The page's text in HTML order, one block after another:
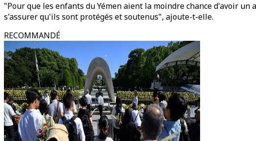
"Pour que les enfants du Yémen aient la moindre chance d'avoir
s'assurer qu'ils sont protégés et soutenus", ajoute-t-elle.
RECOMMANDÉ